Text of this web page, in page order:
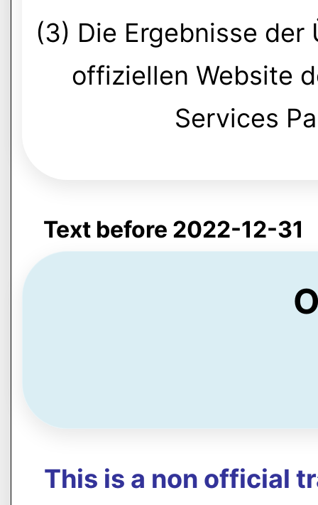
(3) Die Ergebnisse
offiziellen Website
Services
Text before 2022-12-31
This is a non official